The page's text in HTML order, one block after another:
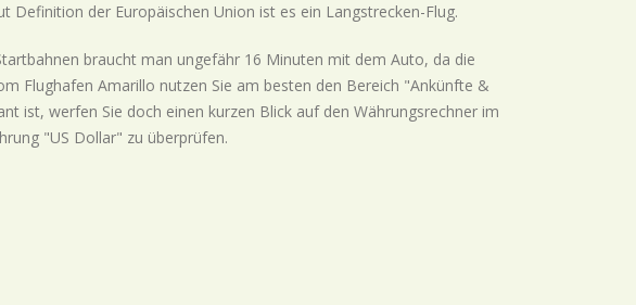
Definition der Europäischen Union ist es ein Langstrecken-Flug.
braucht man ungefähr 16 Minuten mit dem Auto, da die
Flughafen Amarillo nutzen Sie am besten den Bereich "Ankünfte &
ist, werfen Sie doch einen kurzen Blick auf den Währungsrechner im
"US Dollar" zu überprüfen.